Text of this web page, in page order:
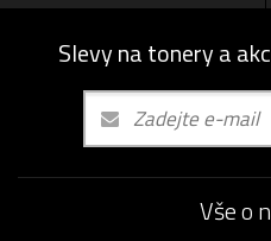
Slevy na tonery a
Vše o